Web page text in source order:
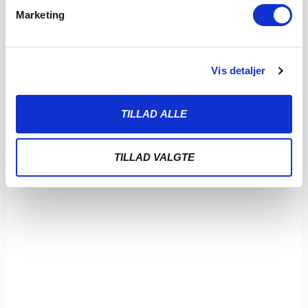
Marketing
Vis detaljer
TILLAD ALLE
TILLAD VALGTE